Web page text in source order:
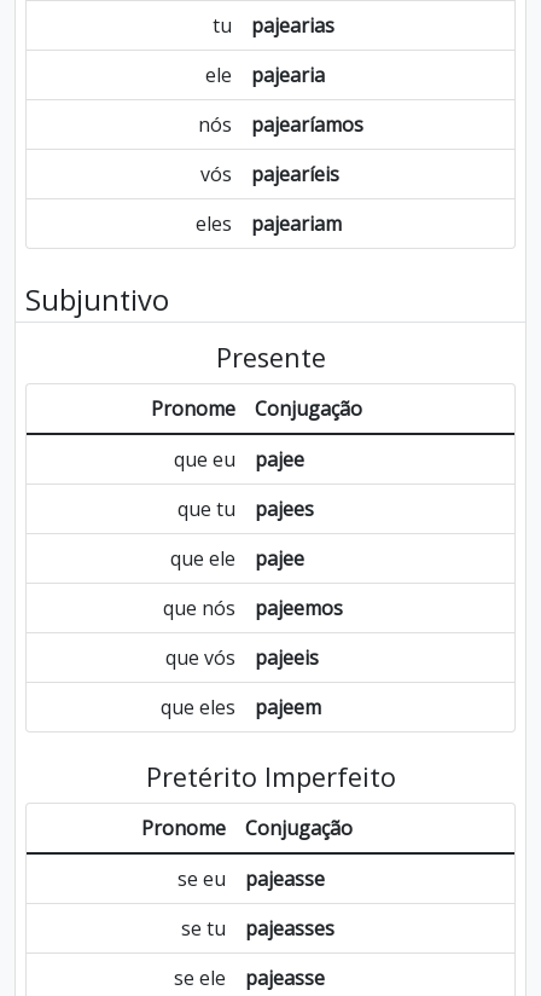
tu
pajearias
ele
pajearia
nós
pajearíamos
vós
pajearíeis
eles
pajeariam
Subjuntivo
Presente
Pronome
Conjugação
que eu
pajee
que tu
pajees
que ele
pajee
que nós
pajeemos
que vós
pajeeis
que eles
pajeem
Pretérito Imperfeito
Pronome
Conjugação
se eu
pajeasse
se tu
pajeasses
se ele
pajeasse